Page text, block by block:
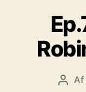
Af